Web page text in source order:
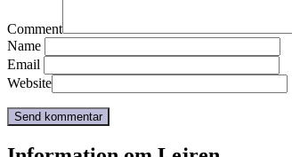
Comment
Name
Email
Website